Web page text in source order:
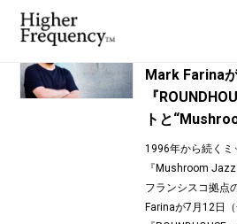
TAG: 焚火dub
Mark Farina
『
トと
1996年から続くミ
『Mushroom
フランシスコ拠点
Farinaが7月12日
News
Interview
Report